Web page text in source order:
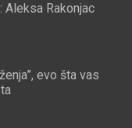
Aleksa Rakonjac
evo šta vas